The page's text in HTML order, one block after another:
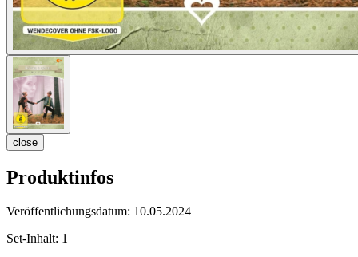
close
Produktinfos
Veröffentlichungsdatum: 10.05.2024
Set-Inhalt: 1